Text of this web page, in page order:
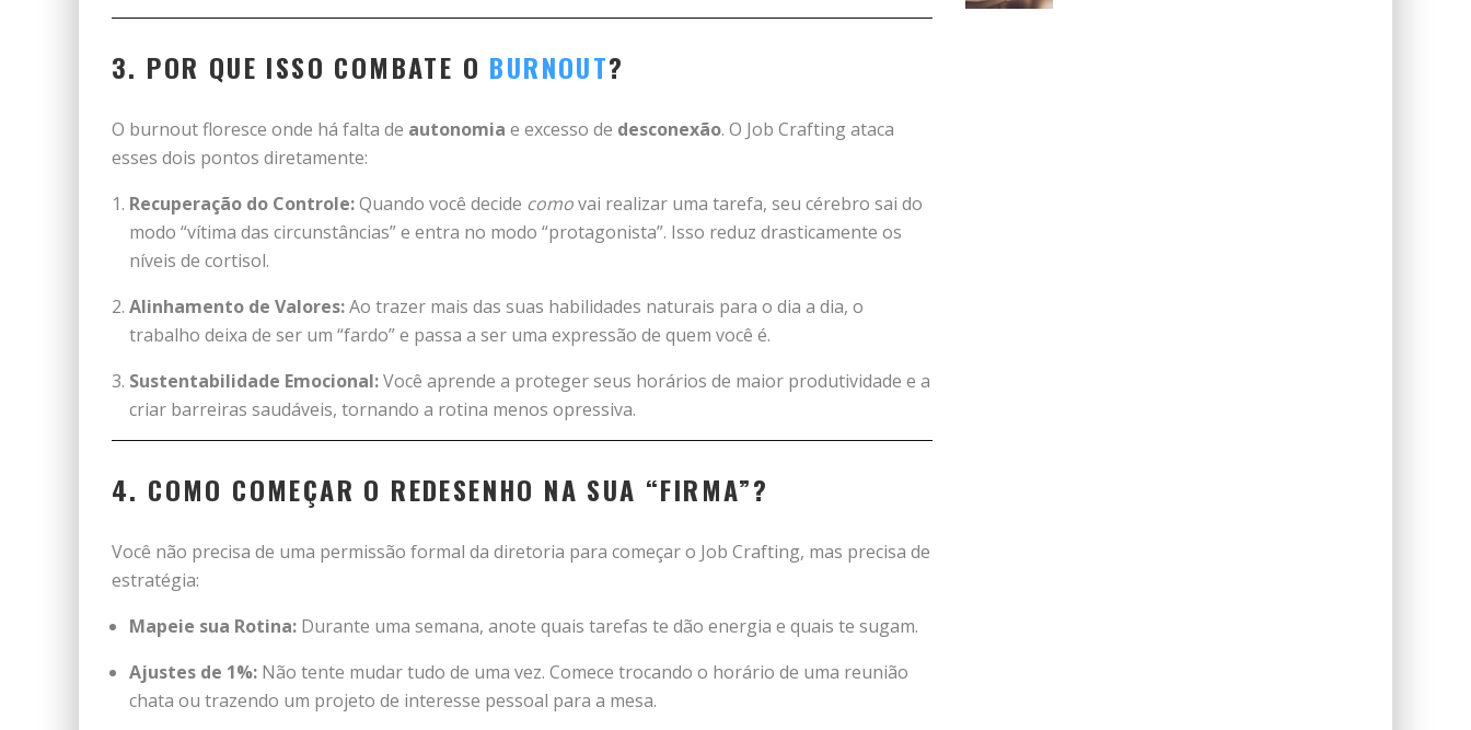
3. POR QUE ISSO COMBATE O BURNOUT?
O burnout floresce onde há falta de autonomia e excesso de desconexão. O Job Crafting ataca
esses dois pontos diretamente:
Recuperação do Controle:Quando você decide comovai realizar uma tarefa, seu cérebro sai do
modo “vítima das circunstâncias” e entra no modo “protagonista”. Isso reduz drasticamente os
níveis de cortisol.
Alinhamento de Valores:Ao trazer mais das suas habilidades naturais para o dia a dia, o
trabalho deixa de ser um “fardo” e passa a ser uma expressão de quem você é.
Sustentabilidade Emocional:Você aprende a proteger seus horários de maior produtividade e a
criar barreiras saudáveis, tornando a rotina menos opressiva.
4. COMO COMEÇAR O REDESENHO NA SUA “FIRMA”?
Você não precisa de uma permissão formal da diretoria para começar o Job Crafting, mas precisa de
estratégia:
Mapeie sua Rotina: Durante uma semana, anote quais tarefas te dão energia e quais te sugam.
Ajustes de 1%: Não tente mudar tudo de uma vez. Comece trocando o horário de uma reunião
chata ou trazendo um projeto de interesse pessoal para a mesa.